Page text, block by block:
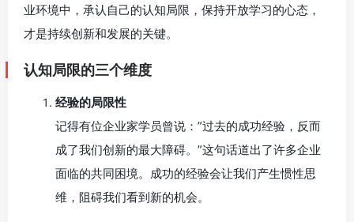
业环境中，承认自己的认知局限，保持开放学习的心态，
才是持续创新和发展的关键。
认知局限的三个维度
经验的局限性
记得有位企业家学员曾说：”过去的成功经验，反而
成了我们创新的最大障碍。”这句话道出了许多企业
面临的共同困境。成功的经验会让我们产生惯性思
维，阻碍我们看到新的机会。